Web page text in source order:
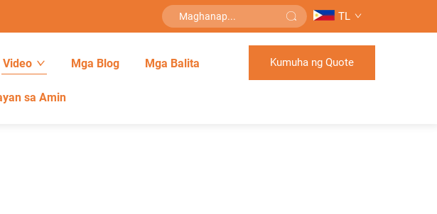
TL
Video Mga Blog Mga Balita
sa Amin
Kumuha ng Quote